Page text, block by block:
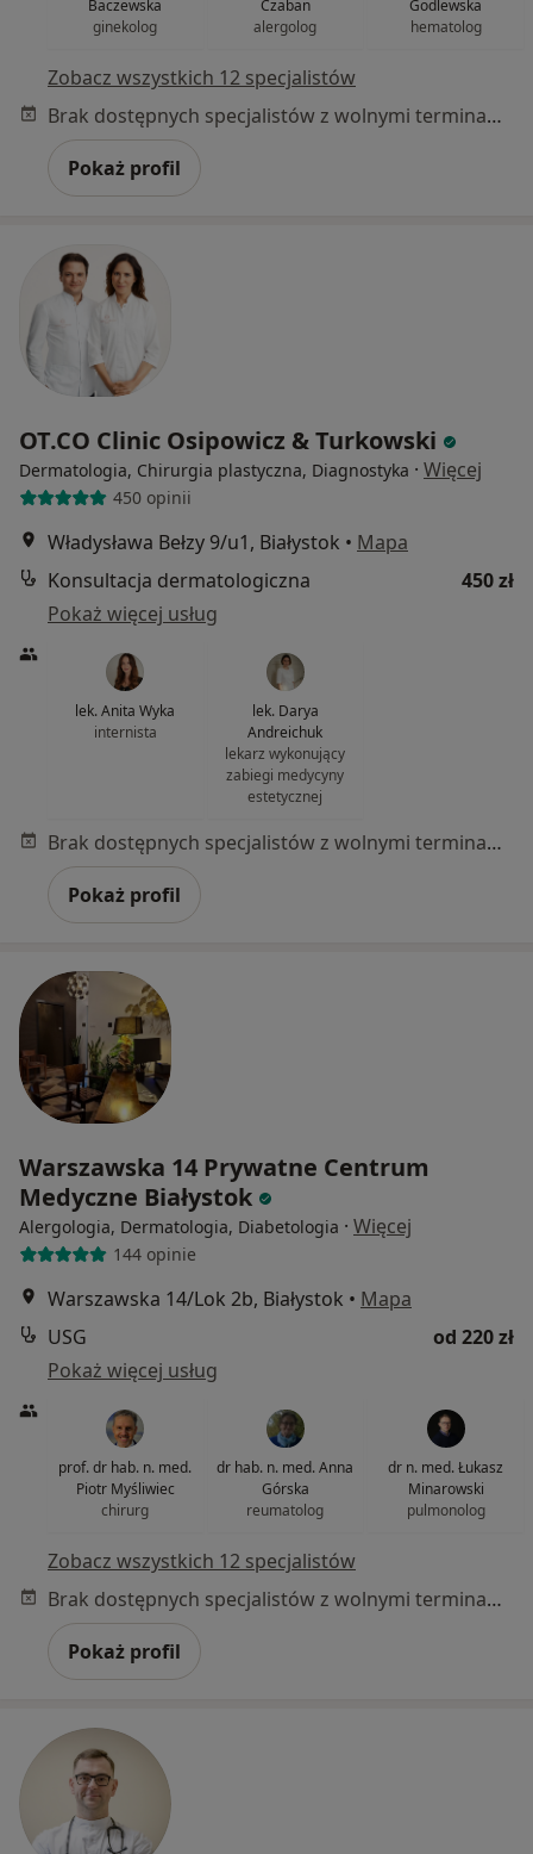
Baczewska
ginekolog
Czaban
alergolog
Godlewska
hematolog
Zobacz wszystkich 12 specjalistów
Brak dostępnych specjalistów z wolnymi terminami w tym centrum medycznym.
Pokaż profil
OT.CO Clinic Osipowicz & Turkowski
Dermatologia, Chirurgia plastyczna, Diagnostyka · Więcej
450 opinii
Władysława Bełzy 9/u1, Białystok • Mapa
Konsultacja dermatologiczna
450 zł
Pokaż więcej usług
lek. Anita Wyka
internista
lek. Darya
Andreichuk
lekarz wykonujący
zabiegi medycyny
estetycznej
Brak dostępnych specjalistów z wolnymi terminami w tym centrum medycznym.
Pokaż profil
Warszawska 14 Prywatne Centrum
Medyczne Białystok
Alergologia, Dermatologia, Diabetologia · Więcej
144 opinie
Warszawska 14/Lok 2b, Białystok • Mapa
USG
od 220 zł
Pokaż więcej usług
prof. dr hab. n. med.
Piotr Myśliwiec
chirurg
dr hab. n. med. Anna
Górska
reumatolog
dr n. med. Łukasz
Minarowski
pulmonolog
Zobacz wszystkich 12 specjalistów
Brak dostępnych specjalistów z wolnymi terminami w tym centrum medycznym.
Pokaż profil